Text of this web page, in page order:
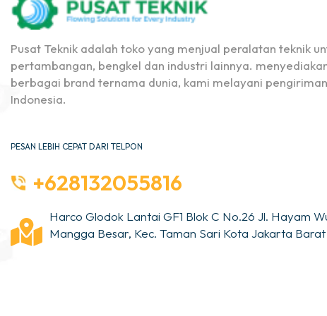
Pusat Teknik adalah toko yang menjual peralatan teknik
pertambangan, bengkel dan industri lainnya.
berbagai brand ternama dunia, kami melayani
Indonesia.
PESAN LEBIH CEPAT DARI TELPON
+628132055816
Harco Glodok Lantai GF1 Blok C No.26 Jl. Hayam
Mangga Besar, Kec. Taman Sari Kota Jakarta Barat